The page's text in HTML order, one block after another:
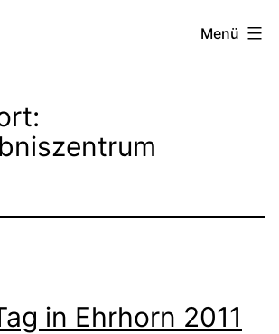
Menü
in Ehrhorn 2011